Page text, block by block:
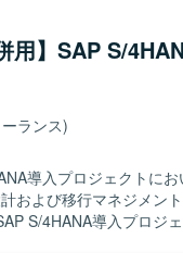
ルDWH・レポート基盤
義・基本設計を行い、
機能配置、システム化
定義推進メンバーとし
やインフラ・アーキチ
ます。 【求める人物像】 自ら考え自発的に
題の報告ができる方を
ましく、日本語をベース
す。 【ポジションの魅力】 グローバル展開を
たテンプレート構築に
基盤、MDM基盤といっ
用】SAP S/
ランス)
導入プロジェクトに
および移行マネジメン